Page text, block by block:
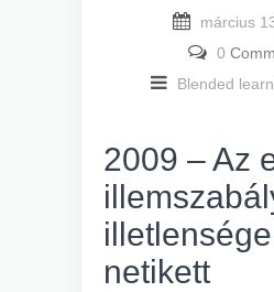
március
0
Blended
2009 – Az
netikett